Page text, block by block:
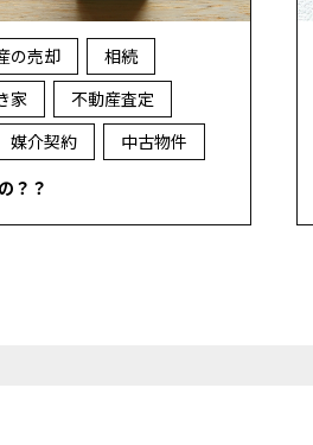
の売却
相続
家
不動産査定
媒介契約
中古物件
？？